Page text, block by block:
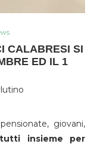
CALABRESI SI
ED IL 1
giovani,
insieme per